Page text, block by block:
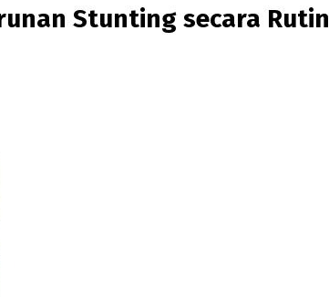
Stunting secara Rutin